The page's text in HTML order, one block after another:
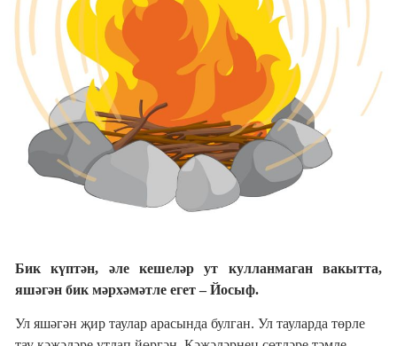
Бик күптән, әле кешеләр ут кулланмаган вакытта,
яшәгән бик мәрхәмәтле егет – Йосыф.
Ул яшәгән җир таулар арасында булган. Ул тауларда төрле